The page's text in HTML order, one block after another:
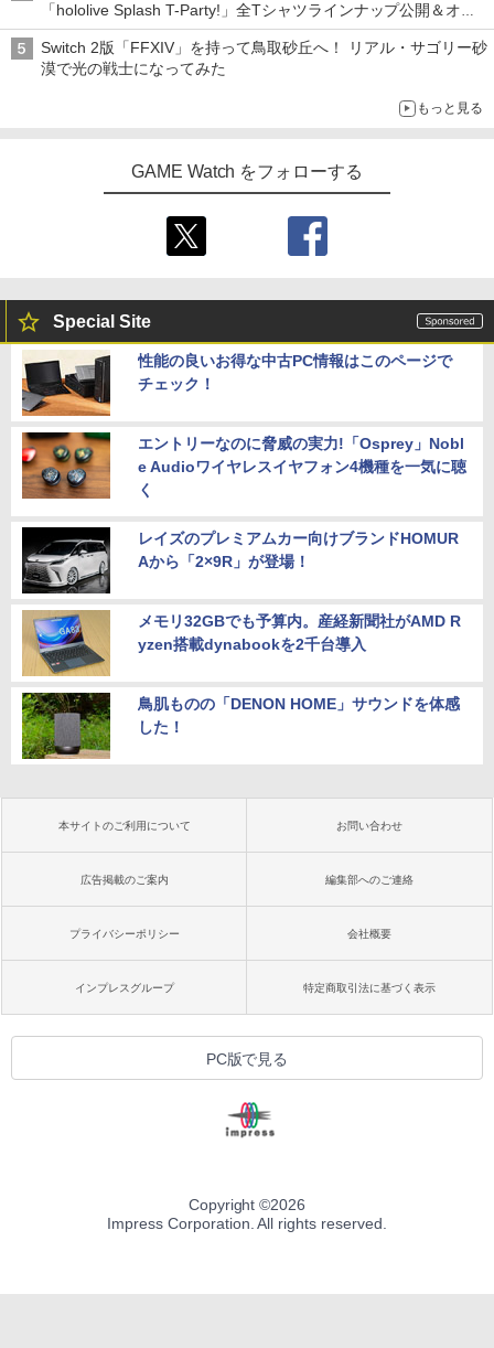
「hololive Splash T-Party!」全Tシャツラインナップ公開＆オン
ライン販売開始
Switch 2版「FFXIV」を持って鳥取砂丘へ！ リアル・サゴリー砂
漠で光の戦士になってみた
もっと見る
GAME Watch をフォローする
Special Site
性能の良いお得な中古PC情報はこのページで
チェック！
エントリーなのに脅威の実力!「Osprey」Nobl
e Audioワイヤレスイヤフォン4機種を一気に聴
く
レイズのプレミアムカー向けブランドHOMUR
Aから「2×9R」が登場！
メモリ32GBでも予算内。産経新聞社がAMD R
yzen搭載dynabookを2千台導入
鳥肌ものの「DENON HOME」サウンドを体感
した！
本サイトのご利用について お問い合わせ
広告掲載のご案内 編集部へのご連絡
プライバシーポリシー 会社概要
インプレスグループ 特定商取引法に基づく表示
PC版で見る
Copyright ©2026
Impress Corporation. All rights reserved.